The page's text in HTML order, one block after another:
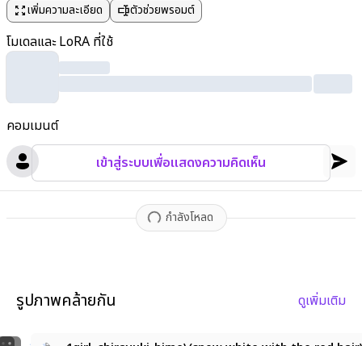
คอมเมนต์
เข้าสู่ระบบเพื่อแสดงความคิดเห็น
กำลังโหลด
เพิ่มความละเอียด
ตัวช่วยพรอมต์
โมเดลและ LoRA ที่ใช้
รูปภาพคล้ายกัน ดูเพิ่มเติม